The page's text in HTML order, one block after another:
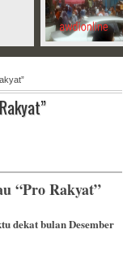
“Pro Rakyat”
dekat bulan Desember